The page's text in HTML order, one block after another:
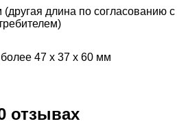
(другая длина по согласованию с
47 x 37 x 60 мм
отзывах